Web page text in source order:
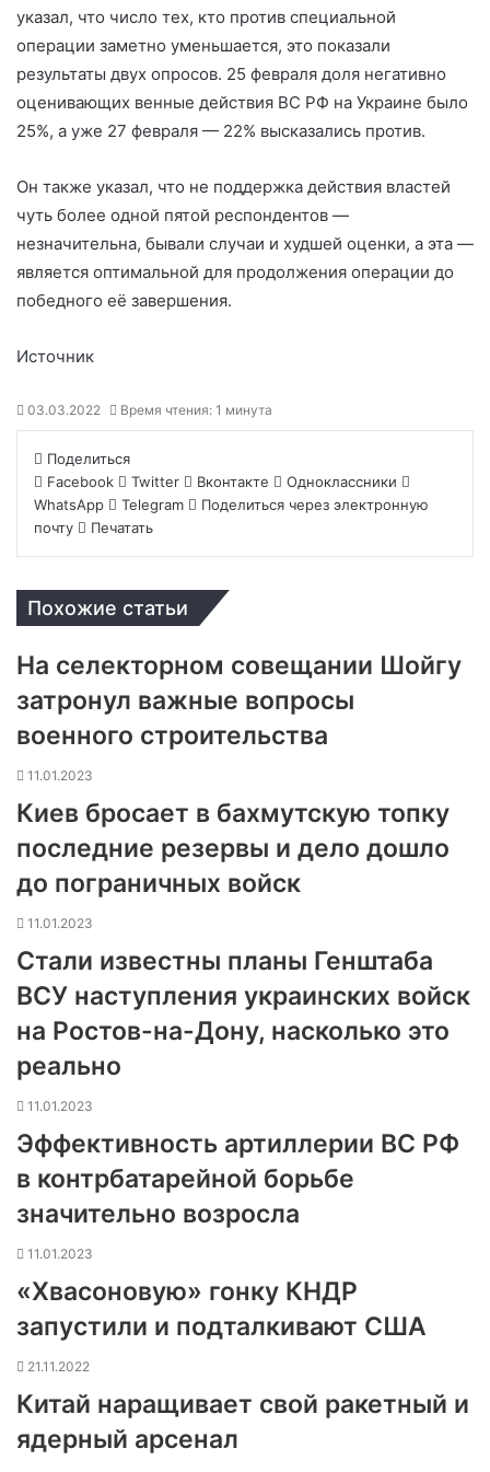
указал, что число тех, кто против специальной
операции заметно уменьшается, это показали
результаты двух опросов. 25 февраля доля негативно
оценивающих венные действия ВС РФ на Украине было
25%, а уже 27 февраля — 22% высказались против.
Он также указал, что не поддержка действия властей
чуть более одной пятой респондентов —
незначительна, бывали случаи и худшей оценки, а эта —
является оптимальной для продолжения операции до
победного её завершения.
Источник
03.03.2022 Время чтения: 1 минута
Поделиться
Facebook
Twitter Вконтакте
Одноклассники
WhatsApp
Telegram
Поделиться через электронную
почту
Печатать
Похожие статьи
На селекторном совещании Шойгу
затронул важные вопросы
военного строительства
11.01.2023
Киев бросает в бахмутскую топку
последние резервы и дело дошло
до пограничных войск
11.01.2023
Стали известны планы Генштаба
ВСУ наступления украинских войск
на Ростов-на-Дону, насколько это
реально
11.01.2023
Эффективность артиллерии ВС РФ
в контрбатарейной борьбе
значительно возросла
11.01.2023
«Хвасоновую» гонку КНДР
запустили и подталкивают США
21.11.2022
Китай наращивает свой ракетный и
ядерный арсенал